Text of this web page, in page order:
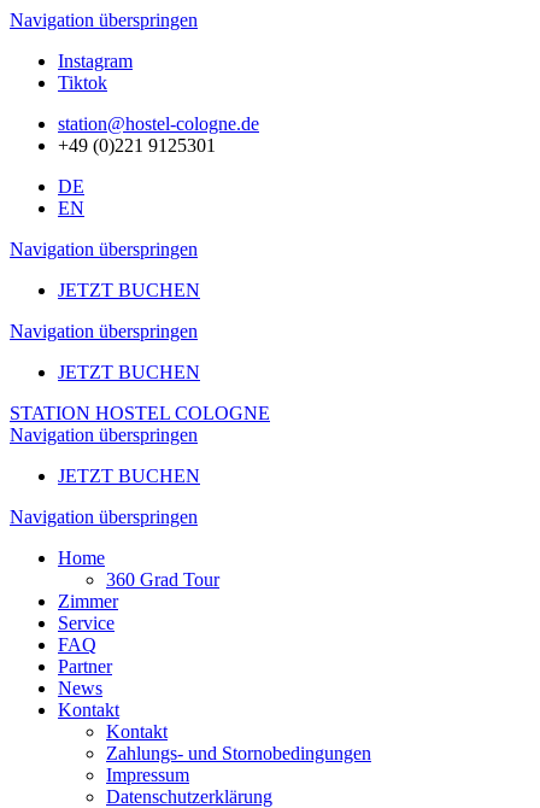
Navigation überspringen
Instagram
Tiktok
station@hostel-cologne.de
+49 (0)221 9125301
DE
EN
Navigation überspringen
JETZT BUCHEN
Navigation überspringen
JETZT BUCHEN
STATION HOSTEL COLOGNE
Navigation überspringen
JETZT BUCHEN
Navigation überspringen
Home
360 Grad Tour
Zimmer
Service
FAQ
Partner
News
Kontakt
Kontakt
Zahlungs- und Stornobedingungen
Impressum
Datenschutzerklärung